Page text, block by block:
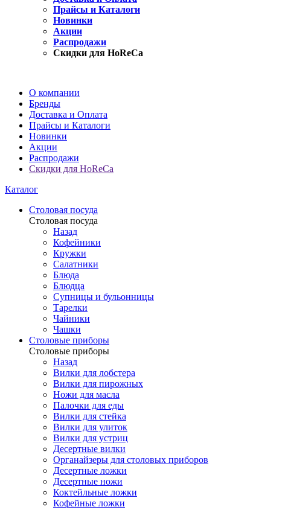
Прайсы и Каталоги
Новинки
Акции
Распродажи
Скидки для HoReCa
О компании
Бренды
Доставка и Оплата
Прайсы и Каталоги
Новинки
Акции
Распродажи
Скидки для HoReCa
Каталог
Столовая посуда
Столовая посуда
Назад
Кофейники
Кружки
Салатники
Блюда
Блюдца
Супницы и бульонницы
Тарелки
Чайники
Чашки
Cтоловые приборы
Cтоловые приборы
Назад
Вилки для лобстера
Вилки для пирожных
Ножи для масла
Палочки для еды
Вилки для стейка
Вилки для улиток
Вилки для устриц
Десертные вилки
Органайзеры для столовых приборов
Десертные ложки
Десертные ножи
Коктейльные ложки
Кофейные ложки